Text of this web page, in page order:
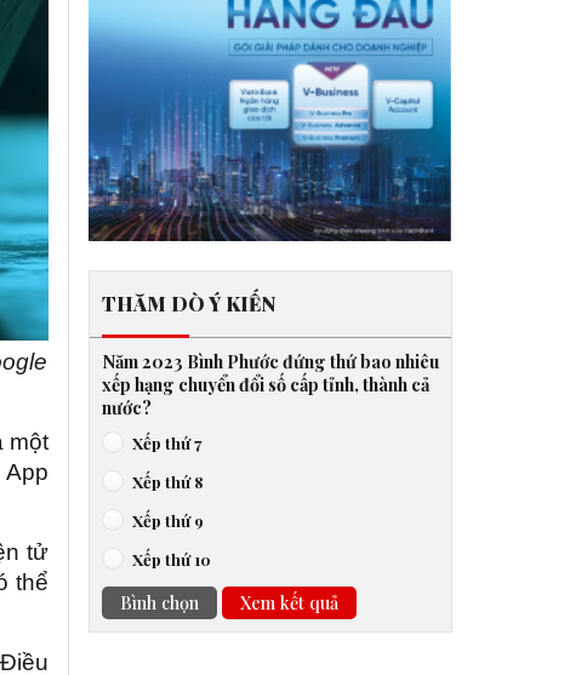
một
tử
thể
THĂM DÒ Ý KIẾN
Năm 2023 Bình Phước đứng thứ bao nhiêu
xếp hạng chuyển đổi số cấp tỉnh, thành cả
nước?
Xếp thứ 7
Xếp thứ 8
Xếp thứ 9
Xếp thứ 10
Bình chọn Xem kết quả